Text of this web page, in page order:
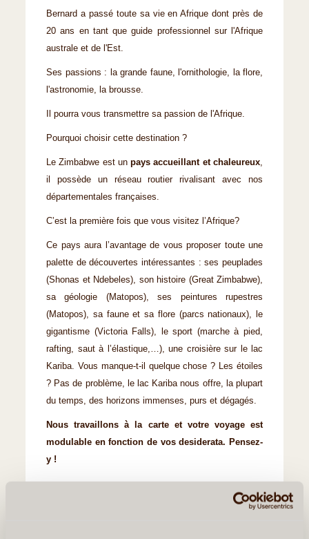
Bernard a passé toute sa vie en Afrique dont près de
20 ans en tant que guide professionnel sur l'Afrique
australe et de l'Est.
Ses passions : la grande faune, l'ornithologie, la flore,
l'astronomie, la brousse.
Il pourra vous transmettre sa passion de l'Afrique.
Pourquoi choisir cette destination ?
Le Zimbabwe est unpays accueillant et chaleureux,
il possède un réseau routier rivalisant avec nos
départementales françaises.
C’est la première fois que vous visitez l’Afrique?
Ce pays aura l’avantage de vous proposer toute une
palette de découvertes intéressantes : ses peuplades
(Shonas et Ndebeles), son histoire (Great Zimbabwe),
sa géologie (Matopos), ses peintures rupestres
(Matopos), sa faune et sa flore (parcs nationaux), le
gigantisme (Victoria Falls), le sport (marche à pied,
rafting, saut à l’élastique,…), une croisière sur le lac
Kariba. Vous manque-t-il quelque chose ? Les étoiles
? Pas de problème, le lac Kariba nous offre, la plupart
du temps, des horizons immenses, purs et dégagés.
Nous travaillons à la carte et votre voyage est
modulable en fonction de vos desiderata. Pensez-
y !